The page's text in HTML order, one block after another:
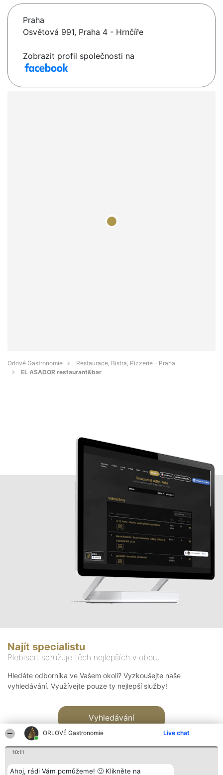
ORLOVÉ Gastronomie Live chat
10:11
Ahoj, rádi Vám pomůžeme! 🙂 Klikněte na
Praha
Osvětová 991, Praha 4 - Hrnčíře
Zobrazit profil společnosti na
Orlové Gastronomie
Restaurace, Bistra, Pizzerie - Praha
EL ASADOR restaurant&bar
Najít specialistu
Plebiscit sdružuje těch nejlepších v oboru
Hledáte odborníka ve Vašem okolí? Vyzkoušejte naše
vyhledávání. Využívejte pouze ty nejlepší služby!
Vyhledávání